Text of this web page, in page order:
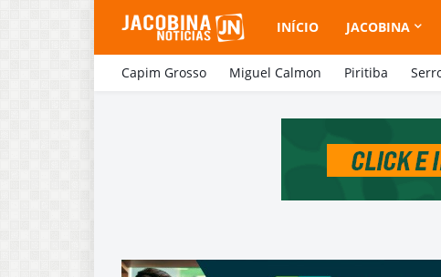
INÍCIO JACOBINA
Capim Grosso Miguel Calmon Piritiba